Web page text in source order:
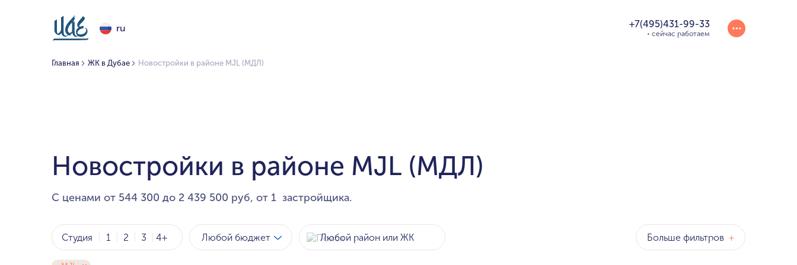
ru +7(495)431-99-33
сейчас работаем
Главная ЖК в Дубае Новостройки в районе MJL (МДЛ)
Новостройки в районе MJL (МДЛ)
С ценами от 544 300 до 2 439 500 руб, от 1 застройщика.
Студия 1 2 3 4+ Любой бюджет Больше фильтров +